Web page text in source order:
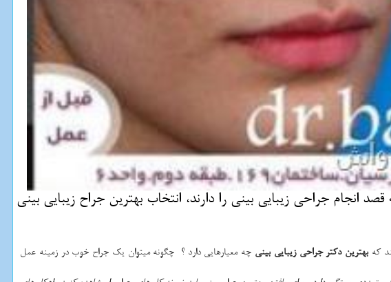
جراحی زیبایی بینی را دارند، انتخاب بهترین جراح زیبایی بینی
کهبهترین دکتر جراحی زیبایی بینی چه معیارهایی دارد ؟ چگونه میتوان یک جراح خوب در زمینه عمل